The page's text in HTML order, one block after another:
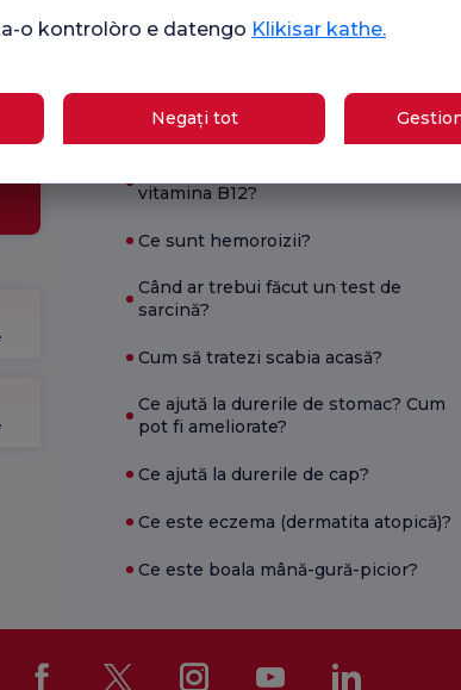
Sănătate actuală
Care sunt simptomele sarcinii?
vitamina B12?
Ce sunt hemoroizii?
Când ar trebui făcut un test de
sarcină?
Cum să tratezi scabia acasă?
Ce ajută la durerile de stomac? Cum
pot fi ameliorate?
Ce ajută la durerile de cap?
Ce este eczema (dermatita atopică)?
Ce este boala mână-gură-picior?
o kontrolòro e datengo Klikisar kathe.
Negați tot